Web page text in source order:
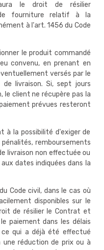
le droit de résilier
fourniture relatif à la
à l'art. 1456 du Code
le produit commandé
convenu, en prenant en
versés par le
livraison. Si, sept jours
le client ne récupère pas la
prévues resteront
à la possibilité d'exiger de
pénalités, remboursements
livraison non effectuée ou
dates indiquées dans la
Code civil, dans le cas où
disponibles sur le
de résilier le Contrat et
paiement dans les délais
ce qui a déjà été effectué
une réduction de prix ou à